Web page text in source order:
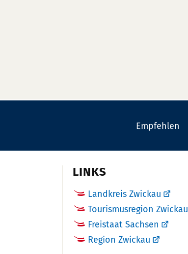
Empfehlen
LINKS
Landkreis Zwickau
Tourismusregion Zwickau
Freistaat Sachsen
Region Zwickau